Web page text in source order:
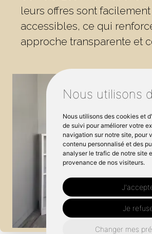
Nous utilisons
Nous utilisons des cookies et
de suivi pour améliorer votre
navigation sur notre site, pour
contenu personnalisé et des
analyser le trafic de notre site
provenance de nos visiteurs.
Je
Changer mes
leurs offres sont facilement
accessibles, ce qui
approche transparente et